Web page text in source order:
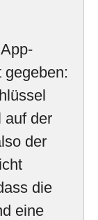
gegeben:
auf der
der
die
eine